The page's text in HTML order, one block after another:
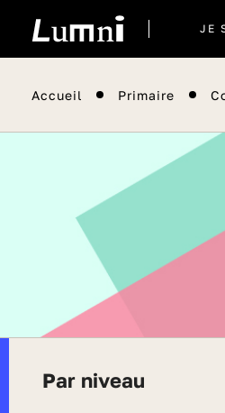
JE
Accueil Primaire
Par niveau